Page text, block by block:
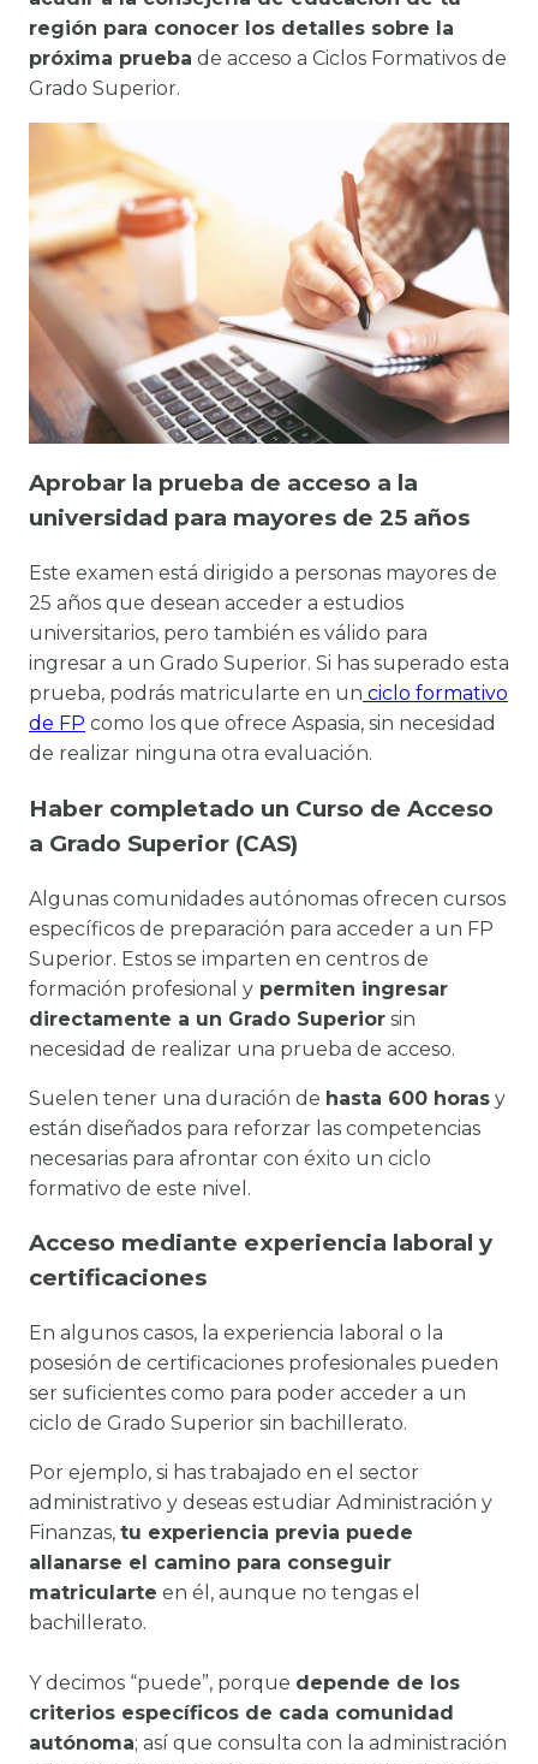
región para conocer los detalles sobre la
próxima prueba de acceso a Ciclos Formativos de
Grado Superior.
Aprobar la prueba de acceso a la
universidad para mayores de 25 años
Este examen está dirigido a personas mayores de
25 años que desean acceder a estudios
universitarios, pero también es válido para
ingresar a un Grado Superior. Si has superado esta
prueba, podrás matricularte en un ciclo formativo
de FP como los que ofrece Aspasia, sin necesidad
de realizar ninguna otra evaluación.
Haber completado un Curso de Acceso
a Grado Superior (CAS)
Algunas comunidades autónomas ofrecen cursos
específicos de preparación para acceder a un FP
Superior. Estos se imparten en centros de
formación profesional y permiten ingresar
directamente a un Grado Superior sin
necesidad de realizar una prueba de acceso.
Suelen tener una duración de hasta 600 horas y
están diseñados para reforzar las competencias
necesarias para afrontar con éxito un ciclo
formativo de este nivel.
Acceso mediante experiencia laboral y
certificaciones
En algunos casos, la experiencia laboral o la
posesión de certificaciones profesionales pueden
ser suficientes como para poder acceder a un
ciclo de Grado Superior sin bachillerato.
Por ejemplo, si has trabajado en el sector
administrativo y deseas estudiar Administración y
Finanzas, tu experiencia previa puede
allanarse el camino para conseguir
matricularte en él, aunque no tengas el
bachillerato.
Y decimos “puede”, porque depende de los
criterios específicos de cada comunidad
autónoma; así que consulta con la administración